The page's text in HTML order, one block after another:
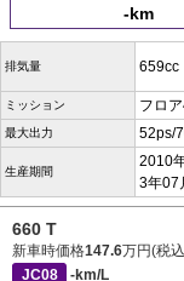
-km
排気量 659cc
ミッション フロ
最大出力 52ps/
生産期間
2010
3年07
660 T
新車時価格147.6万円(税
JC08
-km/L